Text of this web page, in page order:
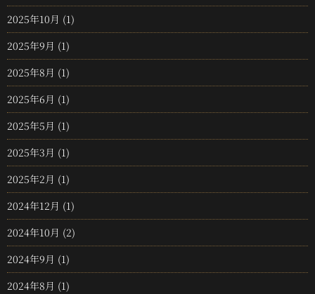
2025年10月 (1)
2025年9月 (1)
2025年8月 (1)
2025年6月 (1)
2025年5月 (1)
2025年3月 (1)
2025年2月 (1)
2024年12月 (1)
2024年10月 (2)
2024年9月 (1)
2024年8月 (1)